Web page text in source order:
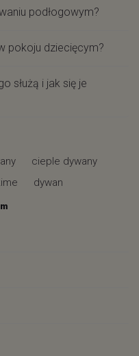
podłogowym?
pokoju dziecięcym?
służą i jak się je
cieple dywany
dywan